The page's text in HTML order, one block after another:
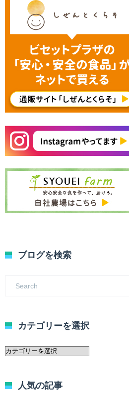
ブログを検索
カテゴリーを選択
カ
ー
人気の記事